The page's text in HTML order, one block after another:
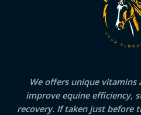
We offers unique vitamins
improve equine efficiency,
recovery. If taken just before